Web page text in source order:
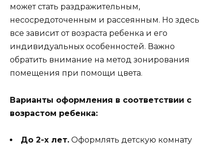
может стать раздражительным,
несосредоточенным и рассеянным. Но здесь
все зависит от возраста ребенка и его
индивидуальных особенностей. Важно
обратить внимание на метод зонирования
помещения при помощи цвета.
Варианты оформления в соответствии с
возрастом ребенка:
До 2-х лет. Оформлять детскую комнату